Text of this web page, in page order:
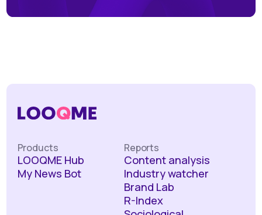
Products
LOOQME Hub
My News Bot
Reports
Content analysis
Industry watcher
Brand Lab
R-Index